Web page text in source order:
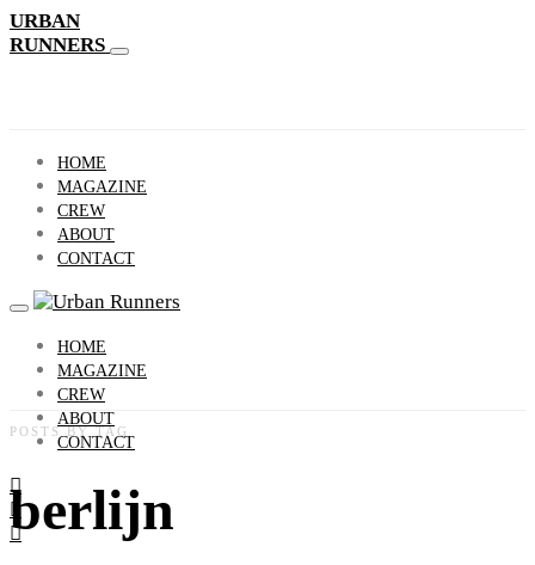
URBAN
RUNNERS
HOME
MAGAZINE
CREW
ABOUT
CONTACT
HOME
MAGAZINE
CREW
ABOUT
CONTACT
POSTS BY TAG
berlijn